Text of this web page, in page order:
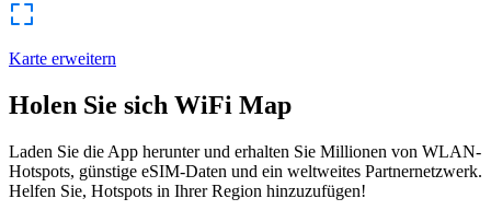
Karte erweitern
Holen Sie sich WiFi Map
Laden Sie die App herunter und erhalten Sie Millionen von WLAN-
Hotspots, günstige eSIM-Daten und ein weltweites Partnernetzwerk.
Helfen Sie, Hotspots in Ihrer Region hinzuzufügen!